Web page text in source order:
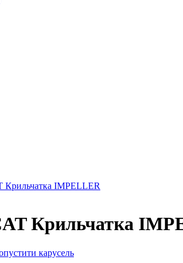
Крильчатка IMPELLER
Крильчатка
карусель